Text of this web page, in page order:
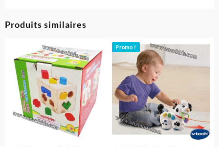
Produits similaires
Promo !